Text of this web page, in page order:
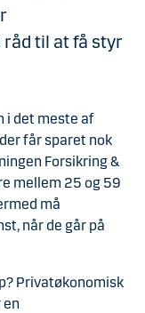
til at få styr
i det meste af
får sparet nok
Forsikring &
mellem 25 og 59
må
når de går på
Privatøkonomisk